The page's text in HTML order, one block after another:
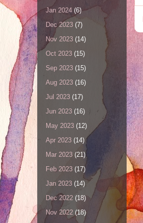
Jan 2024 (6)
Dec 2023 (7)
Nov 2023 (14)
Oct 2023 (15)
Sep 2023 (15)
Aug 2023 (16)
Jul 2023 (17)
Jun 2023 (16)
May 2023 (12)
Apr 2023 (14)
Mar 2023 (21)
Feb 2023 (17)
Jan 2023 (14)
Dec 2022 (18)
Nov 2022 (18)